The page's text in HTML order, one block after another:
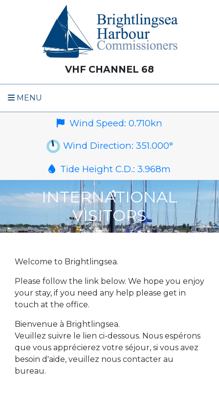
VHF CHANNEL 68
MENU
Wind Speed: 0.710kn
Wind Direction: 351.000°
Tide Height C.D.: 3.968m
INTERNATIONAL
VISITORS
Welcome to Brightlingsea.
Please follow the link below. We hope you enjoy
your stay, if you need any help please get in
touch at the office.
Bienvenue à Brightlingsea.
Veuillez suivre le lien ci-dessous. Nous espérons
que vous apprécierez votre séjour, si vous avez
besoin d'aide, veuillez nous contacter au
bureau.